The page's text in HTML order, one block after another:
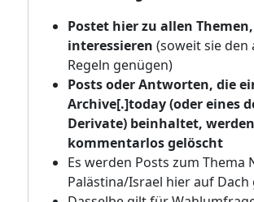
Postet hier zu allen
interessieren (soweit sie den
Regeln genügen)
Posts oder Antworten, die
Archive[.]today (oder eines
Derivate) beinhaltet, werden
kommentarlos gelöscht
Es werden Posts zum Thema
Palästina/Israel hier auf Dach